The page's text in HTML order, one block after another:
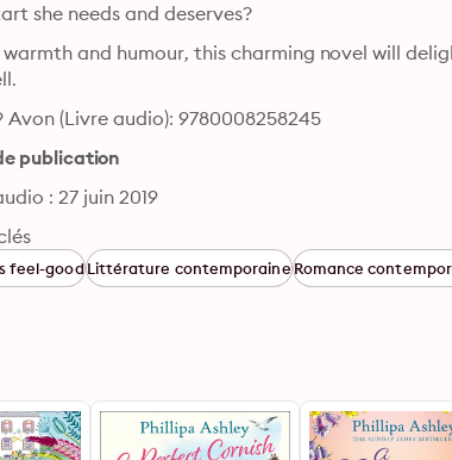
she needs and deserves?
warmth and humour, this charming novel will
Avon (Livre audio): 9780008258245
publication
: 27 juin 2019
feel-goodLittérature contemporaineRomance